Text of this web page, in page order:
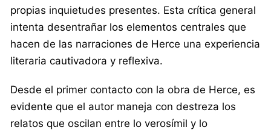
propias inquietudes presentes. Esta crítica general
intenta desentrañar los elementos centrales que
hacen de las narraciones de Herce una experiencia
literaria cautivadora y reflexiva.
Desde el primer contacto con la obra de Herce, es
evidente que el autor maneja con destreza los
relatos que oscilan entre lo verosímil y lo